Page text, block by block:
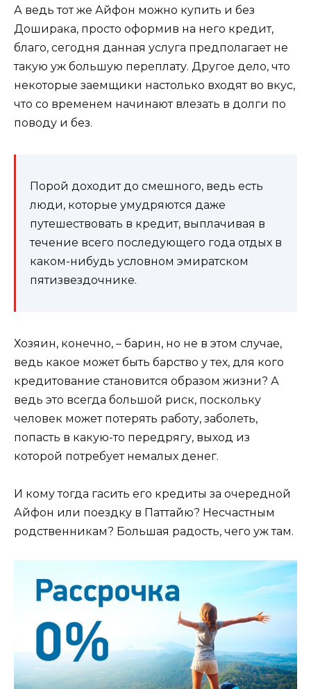
А ведь тот же Айфон можно купить и без
Доширака, просто оформив на него кредит,
благо, сегодня данная услуга предполагает не
такую уж большую переплату. Другое дело, что
некоторые заемщики настолько входят во вкус,
что со временем начинают влезать в долги по
поводу и без.
Порой доходит до смешного, ведь есть
люди, которые умудряются даже
путешествовать в кредит, выплачивая в
течение всего последующего года отдых в
каком-нибудь условном эмиратском
пятизвездочнике.
Хозяин, конечно, – барин, но не в этом случае,
ведь какое может быть барство у тех, для кого
кредитование становится образом жизни? А
ведь это всегда большой риск, поскольку
человек может потерять работу, заболеть,
попасть в какую-то передрягу, выход из
которой потребует немалых денег.
И кому тогда гасить его кредиты за очередной
Айфон или поездку в Паттайю? Несчастным
родственникам? Большая радость, чего уж там.